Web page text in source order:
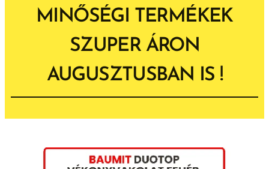
MINŐSÉGI TERMÉKEK
SZUPER ÁRON
AUGUSZTUSBAN IS !